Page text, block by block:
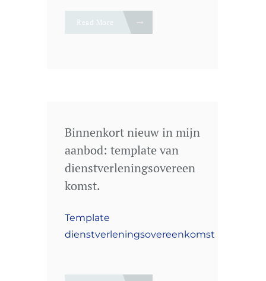
Read More
Binnenkort nieuw in mijn
aanbod: template van
dienstverleningsovereen
komst.
Template
dienstverleningsovereenkomst